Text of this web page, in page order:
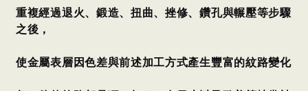
重複經過退火、鍛造、扭曲、挫修、鑽孔與輾壓等步驟
之後，
使金屬表層因色差與前述加工方式產生豐富的紋路變化